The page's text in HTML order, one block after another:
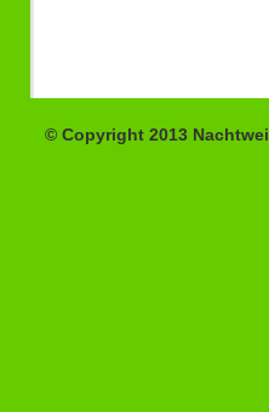
© Copyright 2013 Nachtwei